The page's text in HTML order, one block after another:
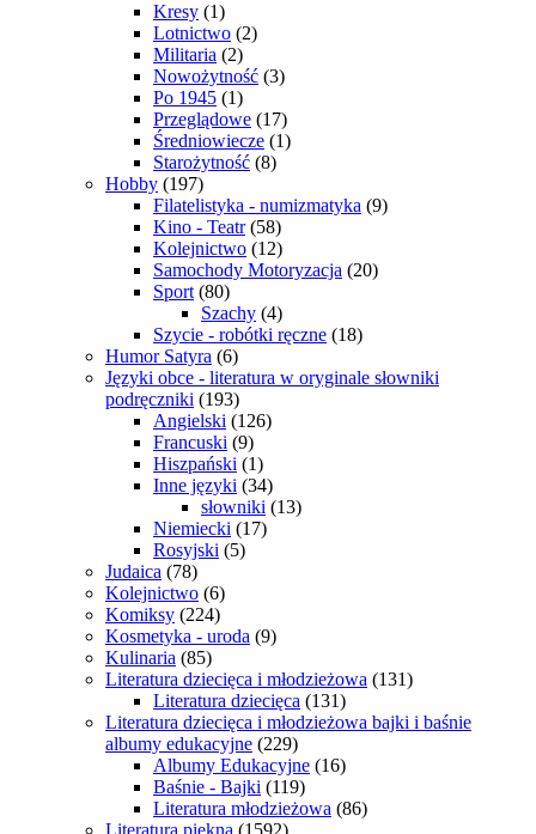
Kresy (1)
Lotnictwo (2)
Militaria (2)
Nowożytność (3)
Po 1945 (1)
Przeglądowe (17)
Średniowiecze (1)
Starożytność (8)
Hobby (197)
Filatelistyka - numizmatyka (9)
Kino - Teatr (58)
Kolejnictwo (12)
Samochody Motoryzacja (20)
Sport (80)
Szachy (4)
Szycie - robótki ręczne (18)
Humor Satyra (6)
Języki obce - literatura w oryginale słowniki
podręczniki (193)
Angielski (126)
Francuski (9)
Hiszpański (1)
Inne języki (34)
słowniki (13)
Niemiecki (17)
Rosyjski (5)
Judaica (78)
Kolejnictwo (6)
Komiksy (224)
Kosmetyka - uroda (9)
Kulinaria (85)
Literatura dziecięca i młodzieżowa (131)
Literatura dziecięca (131)
Literatura dziecięca i młodzieżowa bajki i baśnie
albumy edukacyjne (229)
Albumy Edukacyjne (16)
Baśnie - Bajki (119)
Literatura młodzieżowa (86)
Literatura piękna (1592)